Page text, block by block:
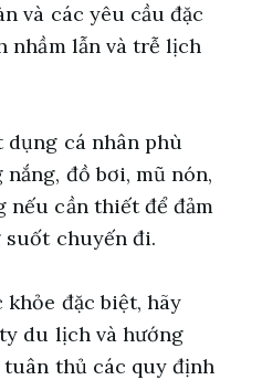
và các yêu cầu đặc
nhầm lẫn và trễ lịch
dụng cá nhân phù
đồ bơi, mũ nón,
nếu cần thiết để đảm
chuyến đi.
khỏe đặc biệt, hãy
du lịch và hướng
thủ các quy định